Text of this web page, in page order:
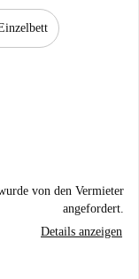
von den Vermieter
angefordert.
Details anzeigen